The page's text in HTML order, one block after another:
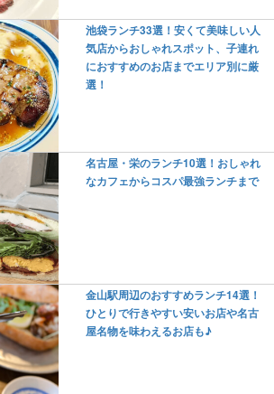
池袋ランチ33選！安くて美味しい人
気店からおしゃれスポット、子連れ
におすすめのお店までエリア別に厳
選！
名古屋・栄のランチ10選！おしゃれ
なカフェからコスパ最強ランチまで
金山駅周辺のおすすめランチ14選！
ひとりで行きやすい安いお店や名古
屋名物を味わえるお店も♪